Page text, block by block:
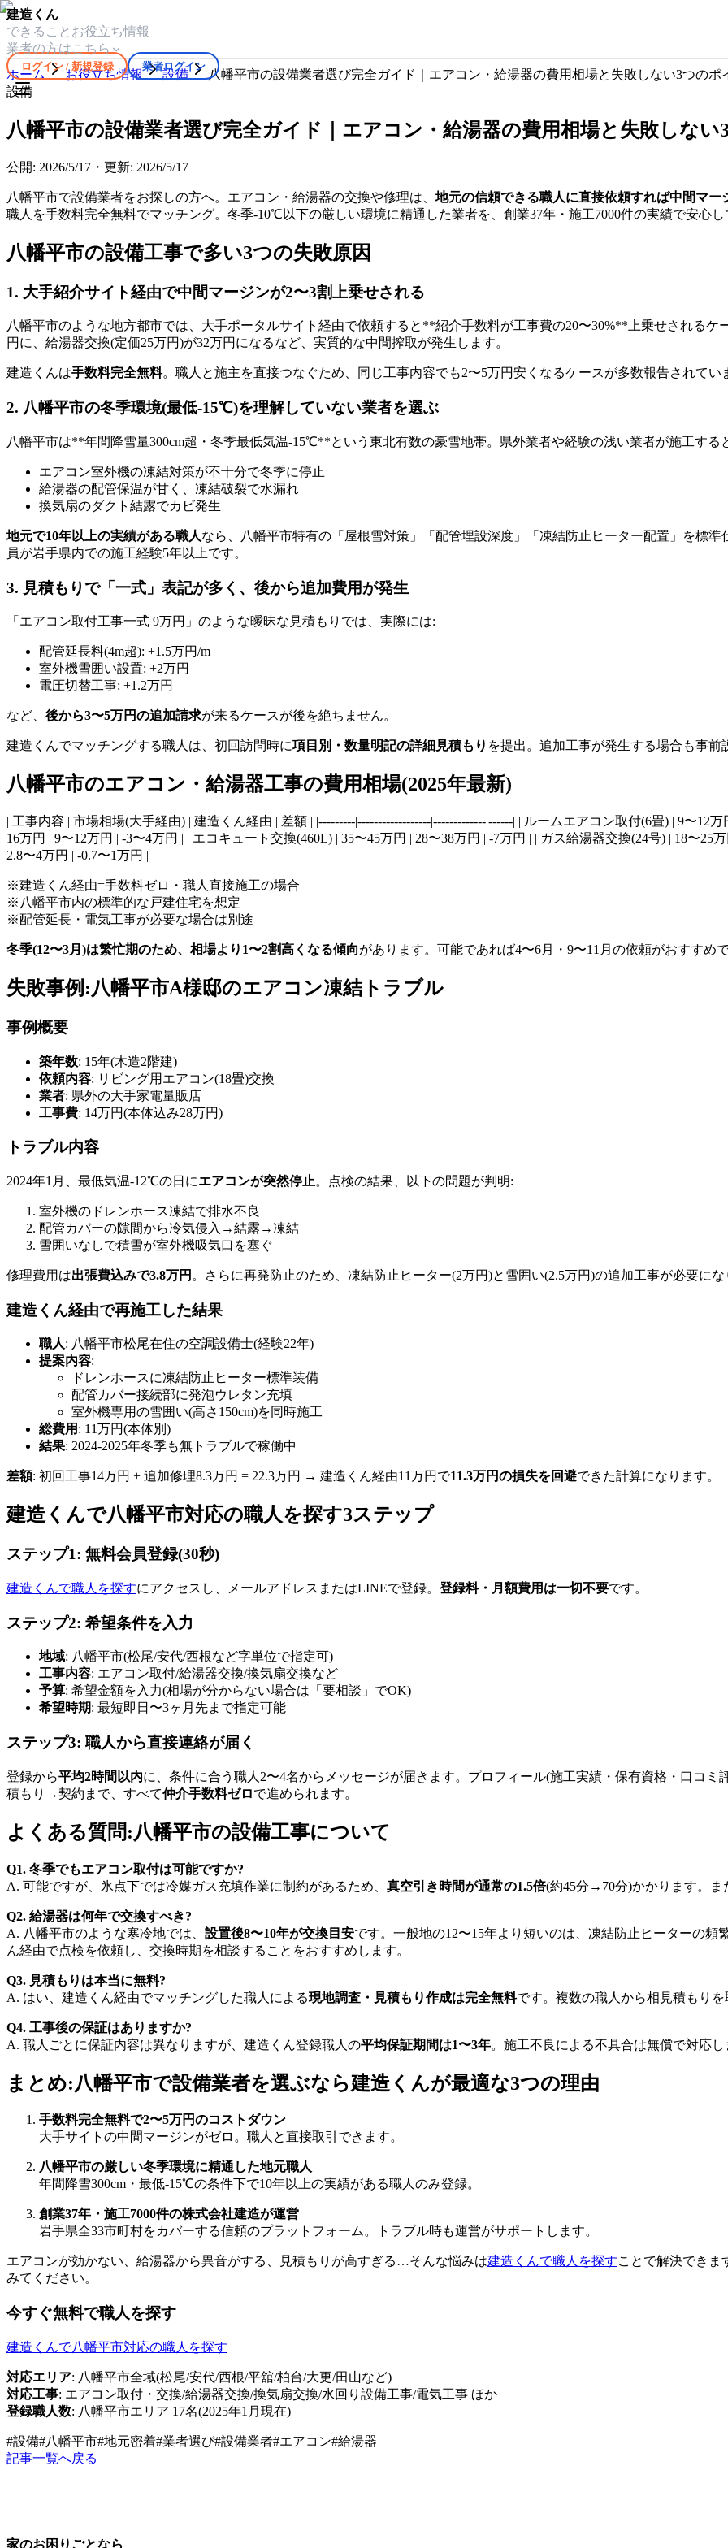
建造くん
できること お役立ち情報
業者の方はこちら
ログイン / 新規登録 業者ログイン
ホーム お役立ち情報 設備
八幡平市の設備業者選び完全ガイド｜エアコン・給湯器の費用相場と失敗しない3つのポ
設備
八幡平市の設備業者選び完全ガイド｜エアコン・給湯器の費用相場と失敗しない
公開: 2026/5/17 ・ 更新: 2026/5/17
八幡平市で設備業者をお探しの方へ。エアコン・給湯器の交換や修理は、 地元の信頼できる職人に直接依頼すれば中間マー
職人を手数料完全無料でマッチング。冬季-10℃以下の厳しい環境に精通した業者を、創業37年・施工7000件の実績で安心し
八幡平市の設備工事で多い3つの失敗原因
1. 大手紹介サイト経由で中間マージンが2〜3割上乗せされる
八幡平市のような地方都市では、大手ポータルサイト経由で依頼すると**紹介手数料が工事費の20〜30%**上乗せされる
円に、給湯器交換(定価25万円)が32万円になるなど、実質的な中間搾取が発生します。
建造くんは手数料完全無料。職人と施主を直接つなぐため、同じ工事内容でも2〜5万円安くなるケースが多数報告されてい
2. 八幡平市の冬季環境(最低-15℃)を理解していない業者を選ぶ
八幡平市は**年間降雪量300cm超・冬季最低気温-15℃**という東北有数の豪雪地帯。県外業者や経験の浅い業者が施工する
エアコン室外機の凍結対策が不十分で冬季に停止
給湯器の配管保温が甘く、凍結破裂で水漏れ
換気扇のダクト結露でカビ発生
地元で10年以上の実績がある職人なら、八幡平市特有の「屋根雪対策」「配管埋設深度」「凍結防止ヒーター配置」を標
員が岩手県内での施工経験5年以上です。
3. 見積もりで「一式」表記が多く、後から追加費用が発生
「エアコン取付工事一式 9万円」のような曖昧な見積もりでは、実際には:
配管延長料(4m超): +1.5万円/m
室外機雪囲い設置: +2万円
電圧切替工事: +1.2万円
など、 後から3〜5万円の追加請求が来るケースが後を絶ちません。
建造くんでマッチングする職人は、初回訪問時に項目別・数量明記の詳細見積もり を提出。追加工事が発生する場合も事前
八幡平市のエアコン・給湯器工事の費用相場(2025年最新)
| 工事内容 | 市場相場(大手経由) | 建造くん経由 | 差額 | |---------|------------------|-------------|------| | ルームエアコン取付(6畳) | 9〜12
16万円 | 9〜12万円 | -3〜4万円 | | エコキュート交換(460L) | 35〜45万円 | 28〜38万円 | -7万円 | | ガス給湯器交換(24号) | 18〜25
2.8〜4万円 | -0.7〜1万円 |
※建造くん経由=手数料ゼロ・職人直接施工の場合
※八幡平市内の標準的な戸建住宅を想定
※配管延長・電気工事が必要な場合は別途
冬季(12〜3月)は繁忙期のため、相場より1〜2割高くなる傾向があります。可能であれば4〜6月・9〜11月の依頼がおすすめで
失敗事例:八幡平市A様邸のエアコン凍結トラブル
事例概要
築年数: 15年(木造2階建)
依頼内容: リビング用エアコン(18畳)交換
業者: 県外の大手家電量販店
工事費: 14万円(本体込み28万円)
トラブル内容
2024年1月、最低気温-12℃の日にエアコンが突然停止。点検の結果、以下の問題が判明:
室外機のドレンホース凍結で排水不良
配管カバーの隙間から冷気侵入→結露→凍結
雪囲いなしで積雪が室外機吸気口を塞ぐ
修理費用は出張費込みで3.8万円 。さらに再発防止のため、凍結防止ヒーター(2万円)と雪囲い(2.5万円)の追加工事が必要にな
建造くん経由で再施工した結果
職人: 八幡平市松尾在住の空調設備士(経験22年)
提案内容:
ドレンホースに凍結防止ヒーター標準装備
配管カバー接続部に発泡ウレタン充填
室外機専用の雪囲い(高さ150cm)を同時施工
総費用 : 11万円(本体別)
結果: 2024-2025年冬季も無トラブルで稼働中
差額: 初回工事14万円 + 追加修理8.3万円 = 22.3万円 → 建造くん経由11万円で11.3万円の損失を回避できた計算になります。
建造くんで八幡平市対応の職人を探す3ステップ
ステップ1: 無料会員登録(30秒)
建造くんで職人を探すにアクセスし、メールアドレスまたはLINEで登録。 登録料・月額費用は一切不要です。
ステップ2: 希望条件を入力
地域: 八幡平市(松尾/安代/西根など字単位で指定可)
工事内容: エアコン取付/給湯器交換/換気扇交換など
予算: 希望金額を入力(相場が分からない場合は「要相談」でOK)
希望時期: 最短即日〜3ヶ月先まで指定可能
ステップ3: 職人から直接連絡が届く
登録から平均2時間以内に、条件に合う職人2〜4名からメッセージが届きます。プロフィール(施工実績・保有資格・口コ
積もり→契約まで、すべて仲介手数料ゼロで進められます。
よくある質問:八幡平市の設備工事について
Q1. 冬季でもエアコン取付は可能ですか?
A. 可能ですが、氷点下では冷媒ガス充填作業に制約があるため、 真空引き時間が通常の1.5倍(約45分→70分)かかります。ま
Q2. 給湯器は何年で交換すべき?
A. 八幡平市のような寒冷地では、 設置後8〜10年が交換目安です。一般地の12〜15年より短いのは、凍結防止ヒーターの頻
ん経由で点検を依頼し、交換時期を相談することをおすすめします。
Q3. 見積もりは本当に無料?
A. はい、建造くん経由でマッチングした職人による現地調査・見積もり作成は完全無料です。複数の職人から相見積もりを
Q4. 工事後の保証はありますか?
A. 職人ごとに保証内容は異なりますが、建造くん登録職人の平均保証期間は1〜3年。施工不良による不具合は無償で対応
まとめ:八幡平市で設備業者を選ぶなら建造くんが最適な3つの理由
手数料完全無料で2〜5万円のコストダウン
大手サイトの中間マージンがゼロ。職人と直接取引できます。
八幡平市の厳しい冬季環境に精通した地元職人
年間降雪300cm・最低-15℃の条件下で10年以上の実績がある職人のみ登録。
創業37年・施工7000件の株式会社建造が運営
岩手県全33市町村をカバーする信頼のプラットフォーム。トラブル時も運営がサポートします。
エアコンが効かない、給湯器から異音がする、見積もりが高すぎる…そんな悩みは建造くんで職人を探すことで解決できま
みてください。
今すぐ無料で職人を探す
建造くんで八幡平市対応の職人を探す
対応エリア: 八幡平市全域(松尾/安代/西根/平舘/柏台/大更/田山など)
対応工事: エアコン取付・交換/給湯器交換/換気扇交換/水回り設備工事/電気工事 ほか
登録職人数: 八幡平市エリア 17名(2025年1月現在)
#設備#八幡平市#地元密着#業者選び#設備業者#エアコン#給湯器
記事一覧へ戻る
家のお困りごとなら